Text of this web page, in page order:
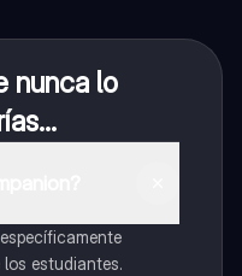
nunca lo
estudiantes.